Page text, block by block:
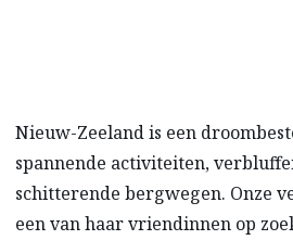
Nieuw-Zeeland is een
spannende activiteiten,
schitterende bergwegen. Onze
een van haar vriendinnen op